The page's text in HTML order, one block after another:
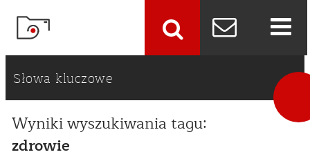
Słowa kluczowe
Wyniki wyszukiwania tagu:
zdrowie